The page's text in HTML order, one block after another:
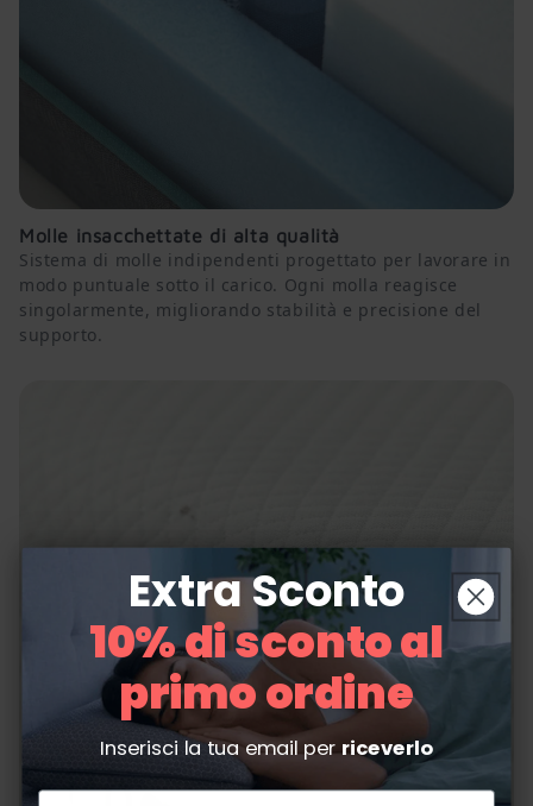
Molle insacchettate di alta qualità
Sistema di molle indipendenti progettato per lavorare in
modo puntuale sotto il carico. Ogni molla reagisce
singolarmente, migliorando stabilità e precisione del
supporto.
Extra Sconto
10% di sconto al
primo ordine
Inserisci la tua email perriceverlo